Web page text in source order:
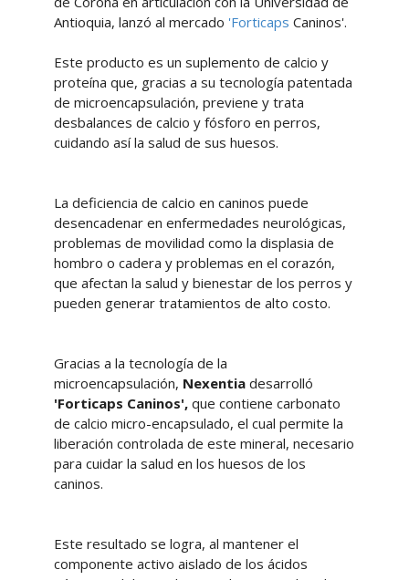
Antioquia, lanzó al mercado 'Forticaps Caninos'.
Este producto es un suplemento de calcio y
proteína que, gracias a su tecnología patentada
de microencapsulación, previene y trata
desbalances de calcio y fósforo en perros,
cuidando así la salud de sus huesos.
La deficiencia de calcio en caninos puede
desencadenar en enfermedades neurológicas,
problemas de movilidad como la displasia de
hombro o cadera y problemas en el corazón,
que afectan la salud y bienestar de los perros y
pueden generar tratamientos de alto costo.
Gracias a la tecnología de la
microencapsulación, Nexentia desarrolló
'Forticaps Caninos', que contiene carbonato
de calcio micro-encapsulado, el cual permite la
liberación controlada de este mineral, necesario
para cuidar la salud en los huesos de los
caninos.
Este resultado se logra, al mantener el
componente activo aislado de los ácidos